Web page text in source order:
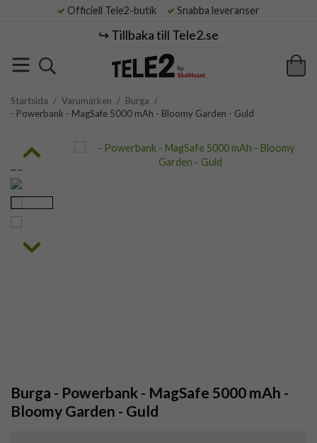
Officiell Tele2-butik Snabba leveranser
↪️ Tillbaka till Tele2.se
Startsida / Varumärken / Burga /
- Powerbank - MagSafe 5000 mAh - Bloomy Garden - Guld
Burga - Powerbank - MagSafe 5000 mAh -
Bloomy Garden - Guld